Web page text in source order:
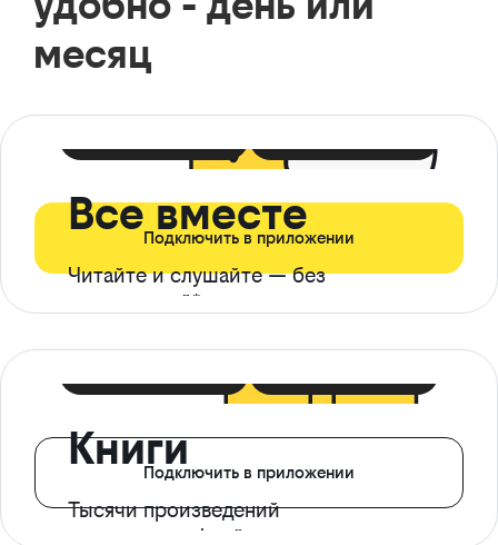
месяц
Все вместе
Читайте и слушайте — без
ограничений*
Подключить в приложении
Книги
Тысячи произведений
с доступом офлайн
Подключить в приложении